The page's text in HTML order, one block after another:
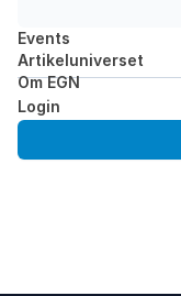
Events
Artikeluniverset
Om EGN
Login